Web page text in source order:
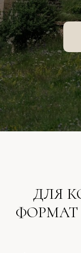
ДЛЯ
ФОРМАТ